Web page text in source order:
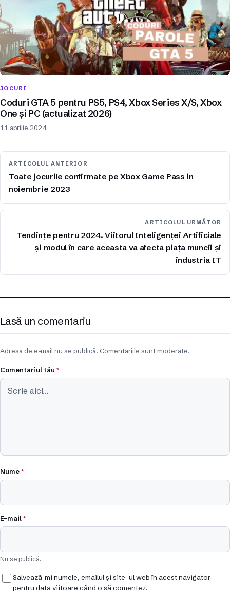
JOCURI
Coduri GTA 5 pentru PS5, PS4, Xbox Series X/S, Xbox
One și PC (actualizat 2026)
11 aprilie 2024
ARTICOLUL ANTERIOR
Toate jocurile confirmate pe Xbox Game Pass in
noiembrie 2023
ARTICOLUL URMĂTOR
Tendințe pentru 2024. Viitorul Inteligenței Artificiale
și modul în care aceasta va afecta piața muncii și
industria IT
Lasă un comentariu
Adresa de e-mail nu se publică. Comentariile sunt moderate.
Comentariul tău *
Nume*
E-mail*
Nu se publică.
Salvează-mi numele, emailul și site-ul web în acest navigator
pentru data viitoare când o să comentez.